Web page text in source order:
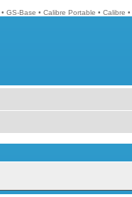
• GS-Base • Calibre Portable • Calibre •